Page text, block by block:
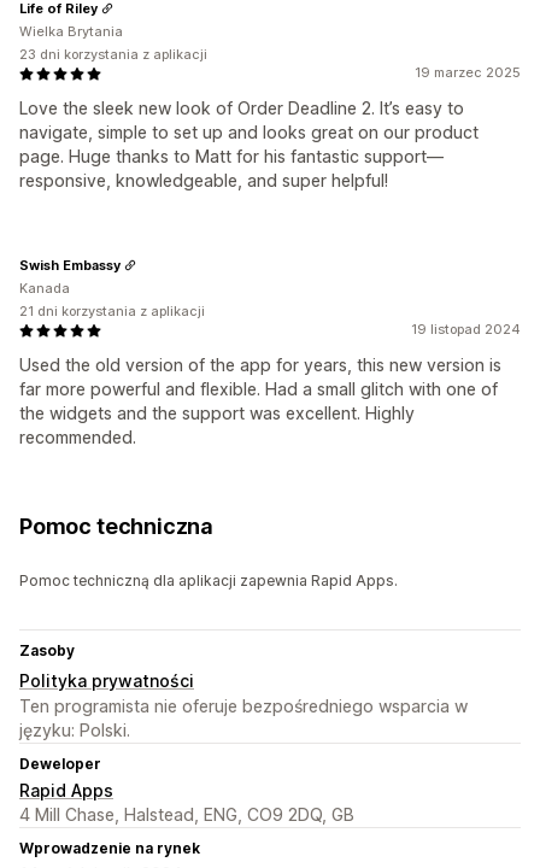
19 marzec 2025
Love the sleek new look of Order Deadline 2. It’s easy to
navigate, simple to set up and looks great on our product
page. Huge thanks to Matt for his fantastic support—
responsive, knowledgeable, and super helpful!
Life of Riley
Wielka Brytania
23 dni korzystania z aplikacji
19 listopad 2024
Used the old version of the app for years, this new version is
far more powerful and flexible. Had a small glitch with one of
the widgets and the support was excellent. Highly
recommended.
Swish Embassy
Kanada
21 dni korzystania z aplikacji
Pomoc techniczna
Pomoc techniczną dla aplikacji zapewnia Rapid Apps.
Zasoby
Polityka prywatności
Ten programista nie oferuje bezpośredniego wsparcia w
języku: Polski.
Deweloper
Rapid Apps
4 Mill Chase, Halstead, ENG, CO9 2DQ, GB
Wprowadzenie na rynek